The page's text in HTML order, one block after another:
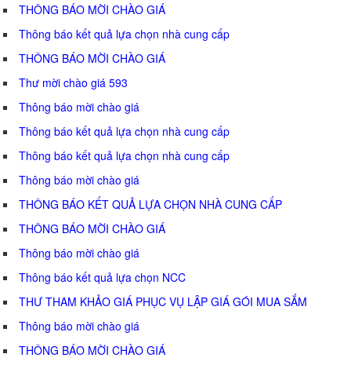
THÔNG BÁO MỜI CHÀO GIÁ
Thông báo kết quả lựa chọn nhà cung cấp
THÔNG BÁO MỜI CHÀO GIÁ
Thư mời chào giá 593
Thông báo mời chào giá
Thông báo kết quả lựa chọn nhà cung cấp
Thông báo kết quả lựa chọn nhà cung cấp
Thông báo mời chào giá
THÔNG BÁO KẾT QUẢ LỰA CHỌN NHÀ CUNG CẤP
THÔNG BÁO MỜI CHÀO GIÁ
Thông báo mời chào giá
Thông báo kết quả lựa chọn NCC
THƯ THAM KHẢO GIÁ PHỤC VỤ LẬP GIÁ GÓI MUA SẮM
Thông báo mời chào giá
THÔNG BÁO MỜI CHÀO GIÁ